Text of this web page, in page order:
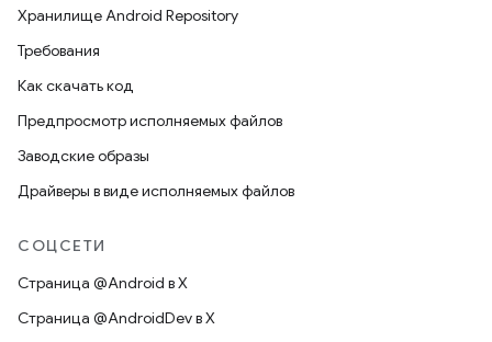
Хранилище Android Repository
Требования
Как скачать код
Предпросмотр исполняемых файлов
Заводские образы
Драйверы в виде исполняемых файлов
СОЦСЕТИ
Страница @Android в X
Страница @AndroidDev в X